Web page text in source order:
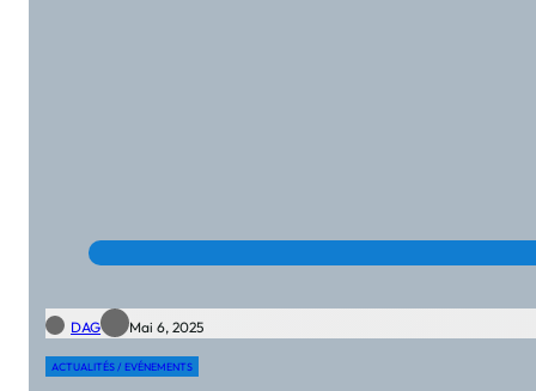
DAG Mai 6, 2025
ACTUALITÉS / EVÉNEMENTS